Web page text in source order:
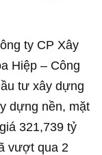
ty CP Xây
Hiệp – Công
tư xây dựng
dựng nền, mặt
321,739 tỷ
vượt qua 2